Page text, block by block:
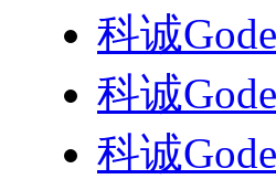
科诚
科诚
科诚